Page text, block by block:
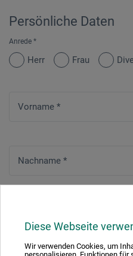
Diese Webseite
Wir verwenden Cookies, um
personalisieren, Funktionen für
Persönliche Daten
Anrede *
Herr Frau
Vorname *
Nachname *